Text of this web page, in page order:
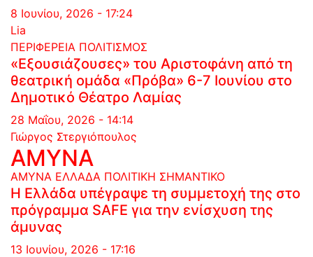
8 Ιουνίου, 2026 - 17:24
Lia
ΠΕΡΙΦΕΡΕΙΑ ΠΟΛΙΤΙΣΜΟΣ
«Εξουσιάζουσες» του Αριστοφάνη από τη
θεατρική ομάδα «Πρόβα» 6-7 Ιουνίου στο
Δημοτικό Θέατρο Λαμίας
28 Μαΐου, 2026 - 14:14
Γιώργος Στεργιόπουλος
ΑΜΥΝΑ
ΑΜΥΝΑ ΕΛΛΑΔΑ ΠΟΛΙΤΙΚΗ ΣΗΜΑΝΤΙΚΟ
Η Ελλάδα υπέγραψε τη συμμετοχή της στο
πρόγραμμα SAFE για την ενίσχυση της
άμυνας
13 Ιουνίου, 2026 - 17:16